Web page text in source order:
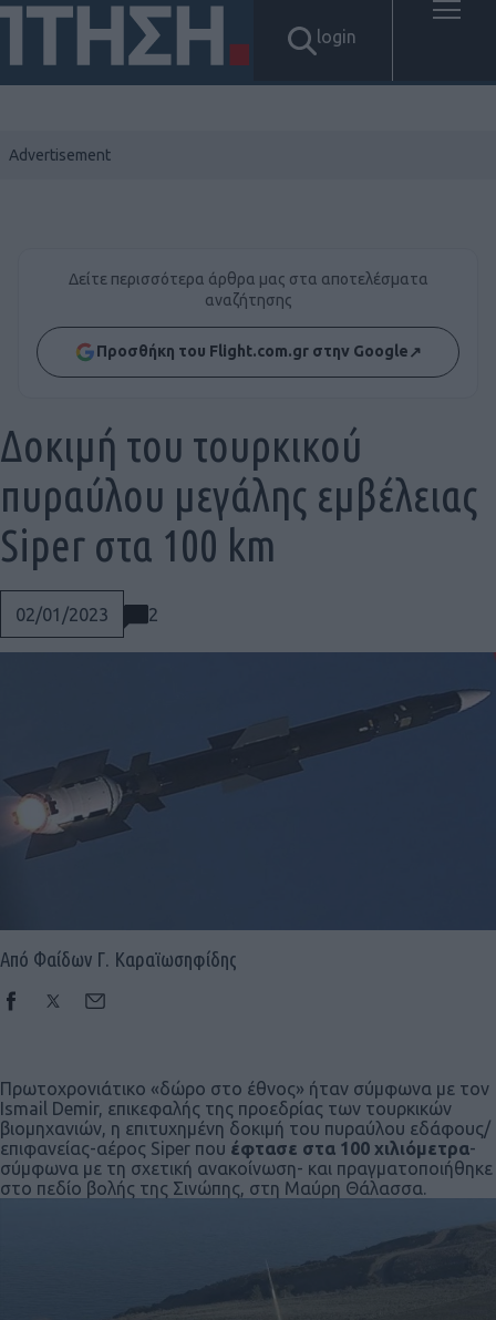
login
Δείτε περισσότερα άρθρα μας στα αποτελέσματα
αναζήτησης
Προσθήκη του Flight.com.gr στην Google↗
02/01/2023 2
Δοκιμή του τουρκικού
πυραύλου μεγάλης εμβέλειας
Siper στα 100 km
Από Φαίδων Γ. Καραϊωσηφίδης
Πρωτοχρονιάτικο «δώρο στο έθνος» ήταν σύμφωνα με τον
Ismail Demir, επικεφαλής της προεδρίας των τουρκικών
βιομηχανιών, η επιτυχημένη δοκιμή του πυραύλου εδάφους/
επιφανείας-αέρος Siper που έφτασε στα 100 χιλιόμετρα-
σύμφωνα με τη σχετική ανακοίνωση- και πραγματοποιήθηκε
στο πεδίο βολής της Σινώπης, στη Μαύρη Θάλασσα.